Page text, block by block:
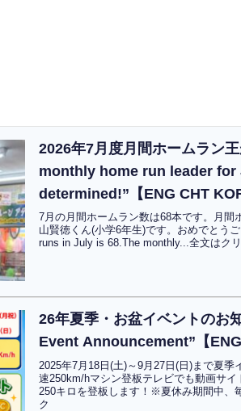
2026年7月度月間ホームラン
monthly home run leader for
determined!”【ENG CHT
7月の月間ホームラン数は68本です。月
山賢徳くん(小学6年生)です。おめでとう
runs in July is 68.The monthly...全文はク
26年夏季・お盆イベントのお
Event Announcement”【ENG
2025年7月18日(土)～9月27日(日)まで夏
速250km/hマシン登板テレビでも動画サ
250キロを登板します！※夏休み期間中、
ク